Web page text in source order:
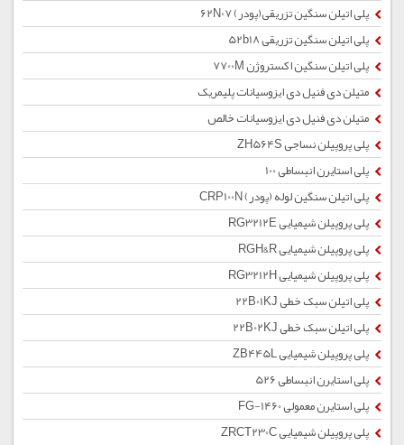
پلی اتیلن سنگین تزریقی(پودر) 62N07
پلی اتیلن سنگین تزریقی 52b18
پلی اتیلن سنگین اکستروژن 7700M
متیلن دی فنیل دی ایزوسیانات پلیمریک
متیلن دی فنیل دی ایزوسیانات خالص
پلی پروپیلن نساجی ZH564S
پلی استایرن انبساطی 100
پلی اتیلن سنگین لوله (پودر) CRP100N
پلی پروپیلن شیمیایی RG3212E
پلی پروپیلن شیمیایی RGH&R
پلی پروپیلن شیمیایی RG3212H
پلی اتیلن سبک خطی 22B01KJ
پلی اتیلن سبک خطی 22B02KJ
پلی پروپیلن شیمیایی ZB445L
پلی استایرن انبساطی 526
پلی استایرن معمولی 1460-FG
پلی پروپیلن شیمیایی ZRCT230C